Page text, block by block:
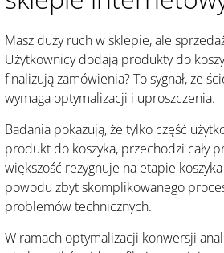
Masz duży ruch w sklepie, ale
Użytkownicy dodają produkty do
finalizują zamówienia? To sygnał, że
wymaga optymalizacji i uproszczenia.
Badania pokazują, że tylko część
produkt do koszyka, przechodzi cały
większość rezygnuje na etapie
powodu zbyt skomplikowanego
problemów technicznych.
W ramach optymalizacji konwersji